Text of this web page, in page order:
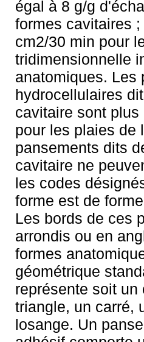
égal à 8 g/g
formes cavitaires
cm2/30 min pour
tridimensionnelle
anatomiques. Les
hydrocellulaires
cavitaire sont
pour les plaies de
pansements dits
cavitaire ne
les codes
forme est de
Les bords de ces
arrondis ou en
formes
géométrique
représente soit
triangle, un carré,
losange. Un